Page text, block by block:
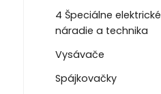
4 Špeciálne elektrické
náradie a technika
Vysávače
Spájkovačky